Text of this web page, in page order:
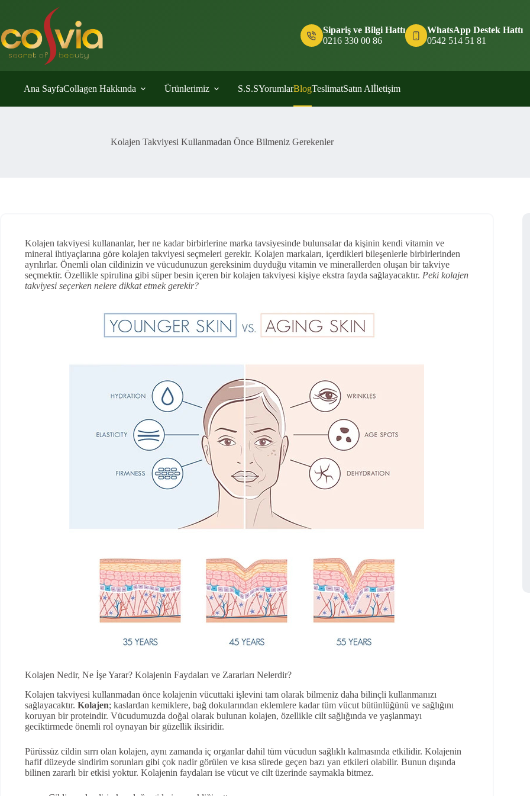
Sipariş ve Bilgi Hattı
0216 330 00 86
WhatsApp Destek Hattı
0542 514 51 81
Ana SayfaCollagen Hakkında Ürünlerimiz S.S.SYorumlarBlogTeslimatSatın Alİletişim
Kolajen Takviyesi Kullanmadan Önce Bilmeniz Gerekenler
Kolajen takviyesi kullananlar, her ne kadar birbirlerine marka tavsiyesinde bulunsalar da kişinin kendi vitamin ve
mineral ihtiyaçlarına göre kolajen takviyesi seçmeleri gerekir. Kolajen markaları, içerdikleri bileşenlerle birbirlerinden
ayrılırlar. Önemli olan cildinizin ve vücudunuzun gereksinim duyduğu vitamin ve minerallerden oluşan bir takviye
seçmektir. Özellikle spirulina gibi süper besin içeren bir kolajen takviyesi kişiye ekstra fayda sağlayacaktır. Peki kolajen
takviyesi seçerken nelere dikkat etmek gerekir?
Kolajen Nedir, Ne İşe Yarar? Kolajenin Faydaları ve Zararları Nelerdir?
Kolajen takviyesi kullanmadan önce kolajenin vücuttaki işlevini tam olarak bilmeniz daha bilinçli kullanmanızı
sağlayacaktır. Kolajen; kaslardan kemiklere, bağ dokularından eklemlere kadar tüm vücut bütünlüğünü ve sağlığını
koruyan bir proteindir. Vücudumuzda doğal olarak bulunan kolajen, özellikle cilt sağlığında ve yaşlanmayı
geciktirmede önemli rol oynayan bir güzellik iksiridir.
Pürüssüz cildin sırrı olan kolajen, aynı zamanda iç organlar dahil tüm vücudun sağlıklı kalmasında etkilidir. Kolajenin
hafif düzeyde sindirim sorunları gibi çok nadir görülen ve kısa sürede geçen bazı yan etkileri olabilir. Bunun dışında
bilinen zararlı bir etkisi yoktur. Kolajenin faydaları ise vücut ve cilt üzerinde saymakla bitmez.